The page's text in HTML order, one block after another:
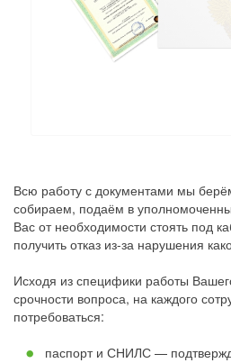
Всю работу с документами мы
собираем, подаём в
Вас от необходимости стоять под
получить отказ из-за нарушения
Исходя из специфики работы
срочности вопроса, на каждого
потребоваться:
паспорт и СНИЛС —